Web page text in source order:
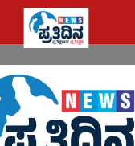
August 8, 2026